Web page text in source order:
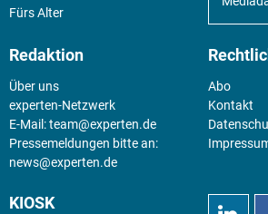
Fürs Alter
Redaktion
Über uns
experten-Netzwerk
E-Mail:team@experten.de
Pressemeldungen bitte an:
news@experten.de
Abo
Kontakt
KIOSK